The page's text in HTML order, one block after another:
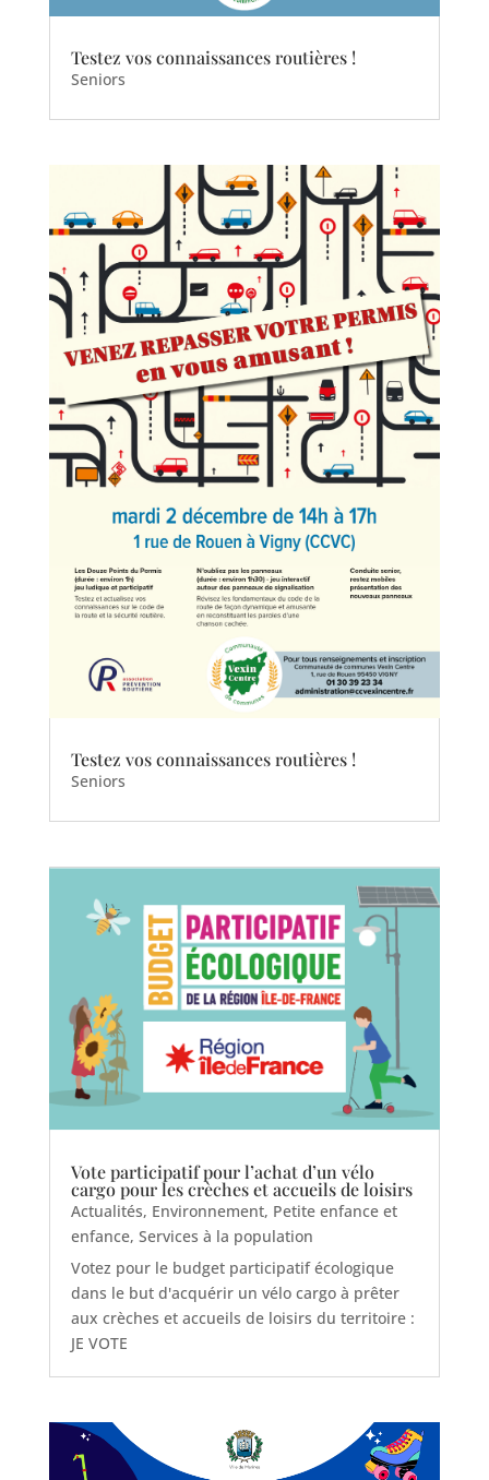
Testez vos connaissances routières !
Seniors
Testez vos connaissances routières !
Seniors
Vote participatif pour l’achat d’un vélo
cargo pour les crèches et accueils de loisirs
Actualités, Environnement, Petite enfance et
enfance, Services à la population
Votez pour le budget participatif écologique
dans le but d'acquérir un vélo cargo à prêter
aux crèches et accueils de loisirs du territoire :
JE VOTE